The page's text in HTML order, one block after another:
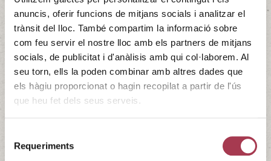
anuncis, oferir funcions de mitjans socials i analitzar el
trànsit del lloc. També compartim la informació sobre
com feu servir el nostre lloc amb els partners de mitjans
socials, de publicitat i d'anàlisis amb qui col·laborem. Al
seu torn, ells la poden combinar amb altres dades que
els hàgiu proporcionat o hagin recopilat a partir de l'ús
que heu fet dels seus serveis.
Requeriments
Festa del Vi de Lleida
En el marc de les Festes de Tardor de Lleida, torna la Festa
del Vi, que enguany comptarà amb la participació d’un
total de 12 cellers i 7 restaurants i música en directe, una
nova cita enogastronòmica de promoció i dinamització de
la riquesa de productes del territori de Lleida. Consulta els
cellers i restaurants participants aquí. Horari: Dissabte 30